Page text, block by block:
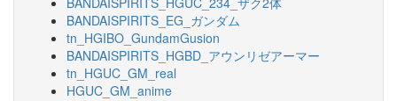
BANDAISPIRITS_EG_ガンダム
tn_HGIBO_GundamGusion
BANDAISPIRITS_HGBD_アウンリゼアーマー
tn_HGUC_GM_real
HGUC_GM_anime